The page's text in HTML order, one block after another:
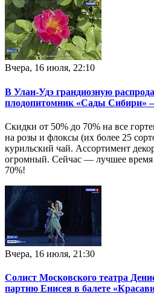
Вчера, 16 июля, 22:10
В Улан-Удэ грандиозную
плодопитомник «Сады Сибири»
Скидки от 50% до 70% на все
на розы и флоксы (их более 25
курильский чай. Ассортимент
огромный. Сейчас — лучшее время
70%!
Вчера, 16 июля, 21:30
Солист Московского театра
партию Енисея в балете